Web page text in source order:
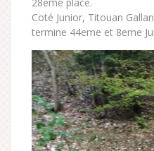
28eme place.
Coté Junior, Titouan
termine 44eme et 8eme